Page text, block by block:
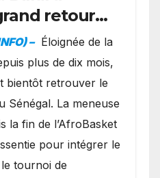
retour
?
– Éloignée de la
plus de dix mois,
bientôt retrouver le
Sénégal. La meneuse
la fin de l’AfroBasket
pour intégrer le
tournoi de